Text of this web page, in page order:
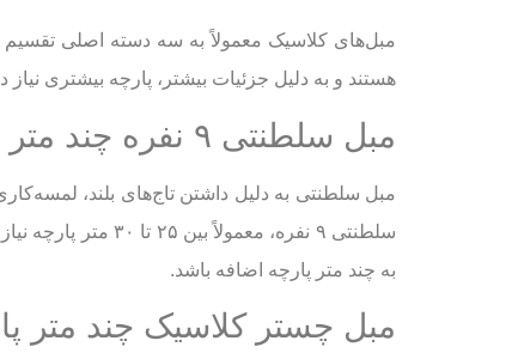
هستند و به دلیل جزئیات بیشتر، پارچه بیشتری نیاز
مبل سلطنتی ۹ نفره چند متر پارچه می‌خواهد؟
مبل سلطنتی به دلیل داشتن تاج‌های بلند،
سلطنتی ۹ نفره،
به چند متر پارچه اضافه باشد.
مبل چستر کلاسیک چند متر